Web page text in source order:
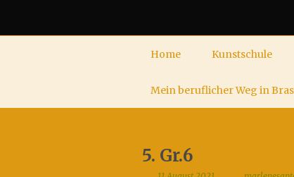
Home Kunstschule
Mein beruflicher Weg in
5. Gr.6